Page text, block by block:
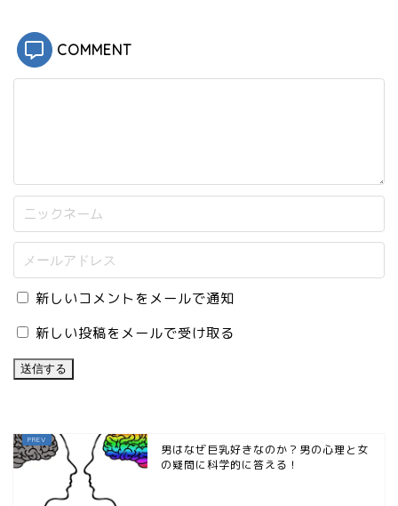
COMMENT
新しいコメントをメールで通知
新しい投稿をメールで受け取る
男はなぜ巨乳好きなのか？男の心理と女
の疑問に科学的に答える！